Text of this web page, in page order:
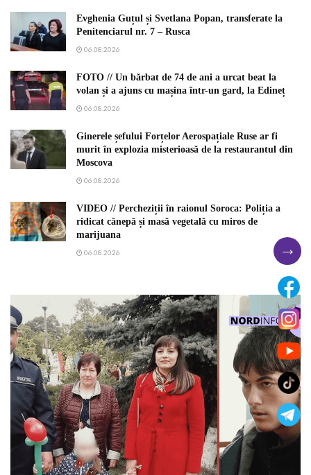
Evghenia Guțul și Svetlana Popan, transferate la
Penitenciarul nr. 7 – Rusca
06.08.2026
FOTO // Un bărbat de 74 de ani a urcat beat la
volan și a ajuns cu mașina într-un gard, la Edineț
06.08.2026
Ginerele șefului Forțelor Aerospațiale Ruse ar fi
murit în explozia misterioasă de la restaurantul din
Moscova
06.08.2026
VIDEO // Percheziții în raionul Soroca: Poliția a
ridicat cânepă și masă vegetală cu miros de
marijuana
06.08.2026 →